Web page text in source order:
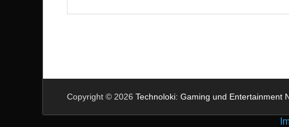
Copyright © 2026 Technoloki: Gaming und Entertainment